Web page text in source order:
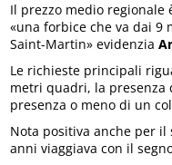
Il prezzo medio regionale
«una forbice che va dai 9
Saint-Martin» evidenzia
Le richieste principali
metri quadri, la presenza
presenza o meno di un
Nota positiva anche per
anni viaggiava con il